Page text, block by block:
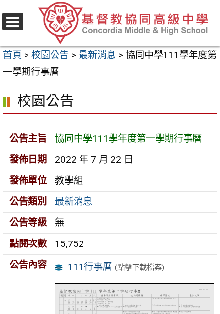
至
要
內
區
首頁 > 校園公告 > 最新消息 > 協同中學111學年度第
一學期行事曆
校園公告
公告主旨
協同中學111學年度第一學期行事曆
發佈日期
2022 年 7 月 22 日
發佈單位
教學組
公告類別
最新消息
公告等級
無
點閱次數
15,752
公告內容
111行事曆 (點擊下載檔案)
選
單